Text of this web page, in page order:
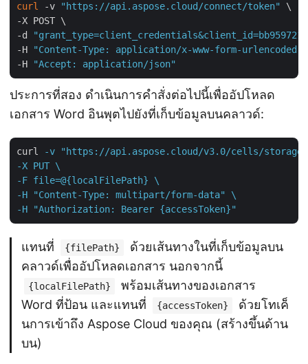
curl -v "https://api.aspose.cloud/connect/token"
\
-X POST \
-d
"grant_type=client_credentials&client_id=bb959721-
-H
"Content-Type: application/x-www-form-urlencoded"
-H
"Accept: application/json"
ประการที่สอง ดำเนินการคำสั่งต่อไปนี้เพื่ออัปโหลด
เอกสาร Word อินพุตไปยังที่เก็บข้อมูลบนคลาวด์:
curl
-v "https://api.aspose.cloud/v3.0/cells/
-X PUT \
-F file=@{localFilePath} \
-H "Content-Type: multipart/form-data" \
-H "Authorization: Bearer {accessToken}"
แทนที่ {filePath}
ด้วยเส้นทางในที่เก็บข้อมูลบน
คลาวด์เพื่ออัปโหลดเอกสาร นอกจากนี้
{localFilePath}
พร้อมเส้นทางของเอกสาร
Word ที่ป้อน และแทนที่
{accessToken}
ด้วยโทเค็
นการเข้าถึง Aspose Cloud ของคุณ (สร้างขึ้นด้าน
บน)